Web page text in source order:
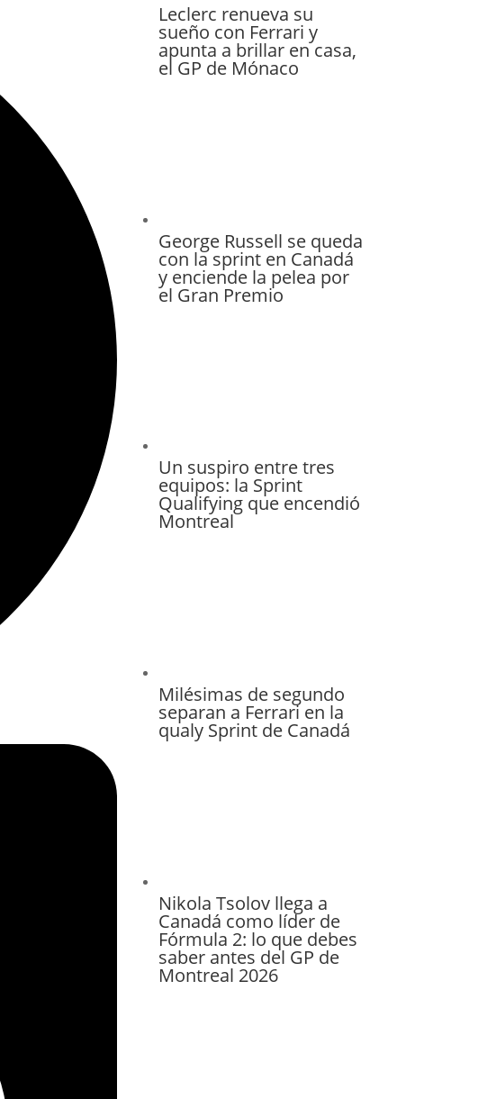
Leclerc renueva su
sueño con Ferrari y
apunta a brillar en casa,
el GP de Mónaco
George Russell se queda
con la sprint en Canadá
y enciende la pelea por
el Gran Premio
Un suspiro entre tres
equipos: la Sprint
Qualifying que encendió
Montreal
Milésimas de segundo
separan a Ferrari en la
qualy Sprint de Canadá
Nikola Tsolov llega a
Canadá como líder de
Fórmula 2: lo que debes
saber antes del GP de
Montreal 2026